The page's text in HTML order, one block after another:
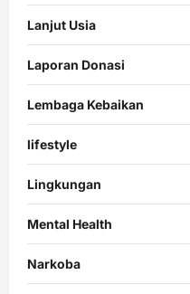
Lanjut Usia
Laporan Donasi
Lembaga Kebaikan
lifestyle
Lingkungan
Mental Health
Narkoba